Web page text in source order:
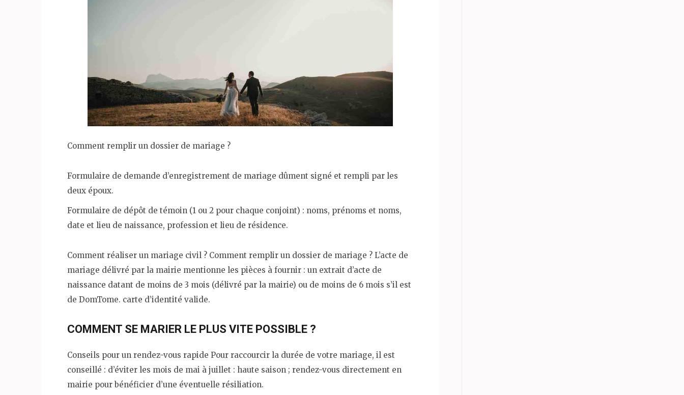
Comment remplir un dossier de mariage ?
Formulaire de demande d’enregistrement de mariage dûment signé et rempli par les
deux époux.
Formulaire de dépôt de témoin (1 ou 2 pour chaque conjoint) : noms, prénoms et noms,
date et lieu de naissance, profession et lieu de résidence.
Comment réaliser un mariage civil ? Comment remplir un dossier de mariage ? L’acte de
mariage délivré par la mairie mentionne les pièces à fournir : un extrait d’acte de
naissance datant de moins de 3 mois (délivré par la mairie) ou de moins de 6 mois s’il est
de DomTome. carte d’identité valide.
COMMENT SE MARIER LE PLUS VITE POSSIBLE ?
Conseils pour un rendez-vous rapide Pour raccourcir la durée de votre mariage, il est
conseillé : d’éviter les mois de mai à juillet : haute saison ; rendez-vous directement en
mairie pour bénéficier d’une éventuelle résiliation.